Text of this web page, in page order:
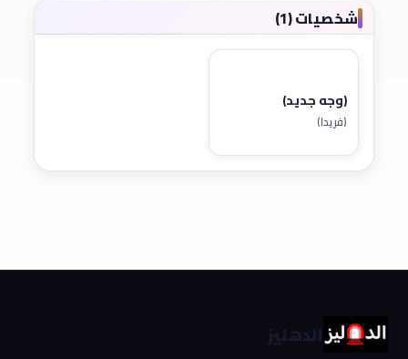
شخصيات (1)
(وجه جديد)
(فريدا)
الدهليز